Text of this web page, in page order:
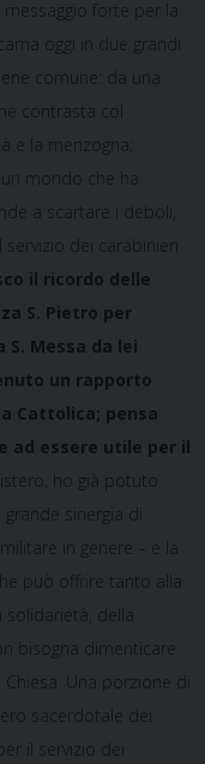
messaggio forte per la
oggi in due grandi
comune: da una
contrasta col
e la menzogna;
un mondo che ha
a scartare i deboli,
dei carabinieri
il ricordo delle
S. Pietro per
S. Messa da lei
un rapporto
Cattolica; pensa
ad essere utile per il
ho già potuto
sinergia di
in genere – e la
può offrire tanto alla
solidarietà, della
bisogna dimenticare
Una porzione di
sacerdotale dei
il servizio dei